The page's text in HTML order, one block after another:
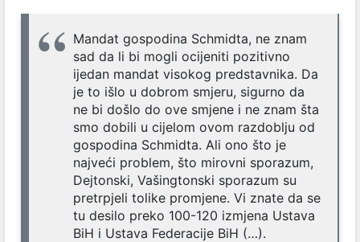
Mandat gospodina Schmidta, ne znam
sad da li bi mogli ocijeniti pozitivno
ijedan mandat visokog predstavnika. Da
je to išlo u dobrom smjeru, sigurno da
ne bi došlo do ove smjene i ne znam šta
smo dobili u cijelom ovom razdoblju od
gospodina Schmidta. Ali ono što je
najveći problem, što mirovni sporazum,
Dejtonski, Vašingtonski sporazum su
pretrpjeli tolike promjene. Vi znate da se
tu desilo preko 100-120 izmjena Ustava
BiH i Ustava Federacije BiH (…).